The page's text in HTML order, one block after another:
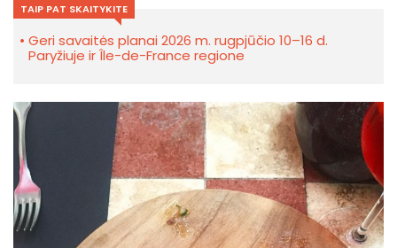
TAIP PAT SKAITYKITE
Geri savaitės planai 2026 m. rugpjūčio 10–16 d.
Paryžiuje ir Île-de-France regione